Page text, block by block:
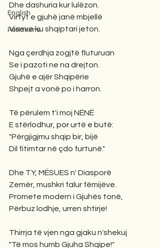
English
Përkthime
Dhe dashuria kur lulëzon.
Virtyt e gjuhë janë mbjellë
Viseve ku shqiptari jeton.
Nga çerdhja zogjtë fluturuan
Se i pazoti ne na drejton.
Gjuhë e ajër Shqipërie
Shpejt a vonë po i harron.
Të përulem t'i moj NËNË
E stërlodhur, por urtë e butë:
"Përgjigjmu shqip bir, bijë
Dil fitimtar në çdo furtunë."
Dhe TY, MËSUES n' Diasporë
Zemër, mushkri falur fëmijëve.
Promete modern i Gjuhës tonë,
Përbuz lodhje, urren shtirje!
Thirrja të vjen nga gjaku n'shekuj
"Të mos humb Gjuha Shqipe!"